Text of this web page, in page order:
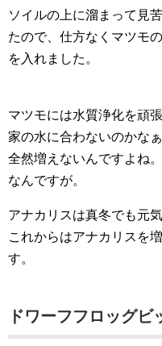
ソイルの上に溜まって見
たので、仕方なくマツモ
を入れました。
マツモには水質浄化を頑
家の水に合わないのかな
全然増えないんですよね
なんですが。
アナカリスは真冬でも元
これからはアナカリスを
す。
ドワーフフロッグビ